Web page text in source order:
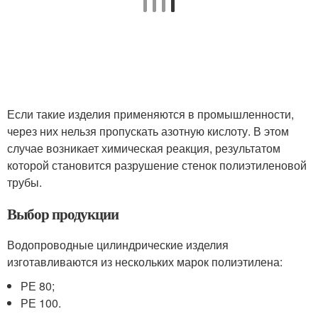
Если такие изделия применяются в промышленности,
через них нельзя пропускать азотную кислоту. В этом
случае возникает химическая реакция, результатом
которой становится разрушение стенок полиэтиленовой
трубы.
Выбор продукции
Водопроводные цилиндрические изделия
изготавливаются из нескольких марок полиэтилена:
РЕ 80;
РЕ 100.